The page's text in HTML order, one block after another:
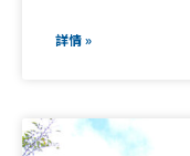
詳情 »